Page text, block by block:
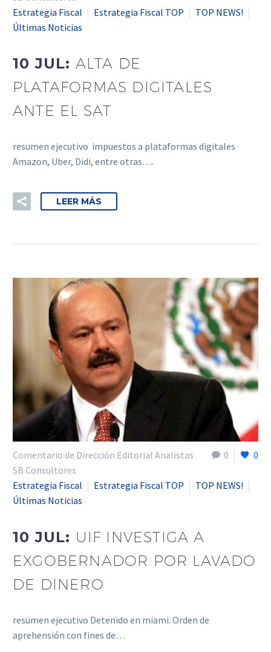
Estrategia Fiscal
Estrategia Fiscal TOP
TOP NEWS!
Últimas Noticias
10 JUL: ALTA DE
PLATAFORMAS DIGITALES
ANTE EL SAT
resumen ejecutivo impuestos a plataformas digitales
Amazon, Uber, Didi, entre otras….
LEER MÁS
0 0
Comentario de Dirección Editorial Analistas
SB Consultores
Estrategia Fiscal
Estrategia Fiscal TOP
TOP NEWS!
Últimas Noticias
10 JUL: UIF INVESTIGA A
EXGOBERNADOR POR LAVADO
DE DINERO
resumen ejecutivo Detenido en miami. Orden de
aprehensión con fines de…